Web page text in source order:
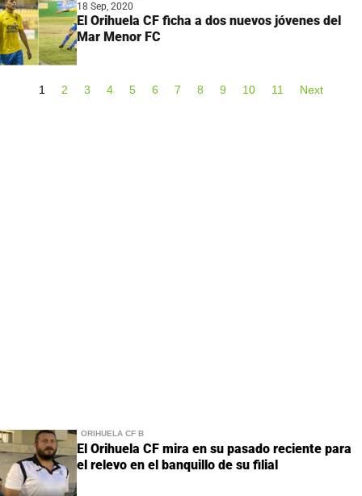
18 Sep, 2020
El Orihuela CF ficha a dos nuevos jóvenes del
Mar Menor FC
1 2 3 4 5 6 7 8 9 10 11 Next
ORIHUELA CF B
El Orihuela CF mira en su pasado reciente para
el relevo en el banquillo de su filial